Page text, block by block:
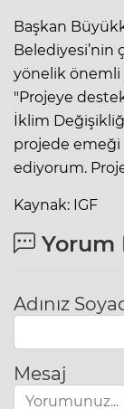
Başkan
Belediyesi’nin
yönelik önemli
"Projeye
İklim
projede emeği
ediyorum.
Kaynak: IGF
Yorum
Adınız
Mesaj